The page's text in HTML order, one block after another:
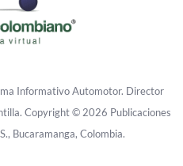
Informativo Automotor. Director
Copyright © 2026 Publicaciones
Bucaramanga, Colombia.